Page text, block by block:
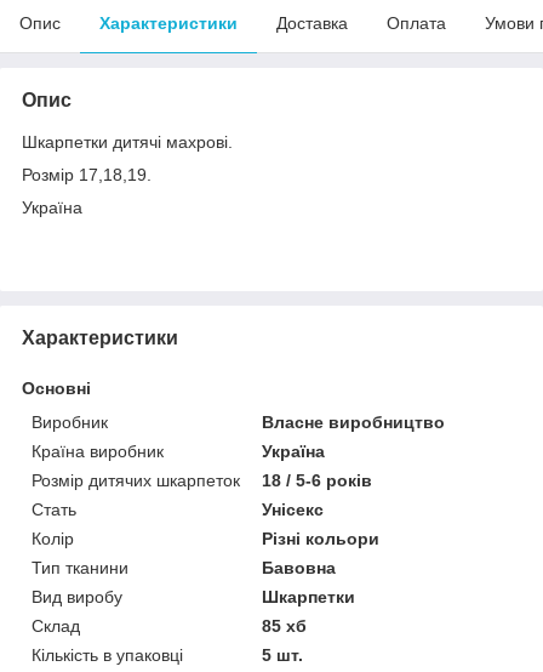
Опис Характеристики Доставка Оплата Умови
Опис
Шкарпетки дитячі махрові.
Розмір 17,18,19.
Україна
Характеристики
Основні
Виробник
Власне виробництво
Країна виробник
Україна
Розмір дитячих шкарпеток
18 / 5-6 років
Стать
Унісекс
Колір
Різні кольори
Тип тканини
Бавовна
Вид виробу
Шкарпетки
Склад
85 хб
Кількість в упаковці
5 шт.